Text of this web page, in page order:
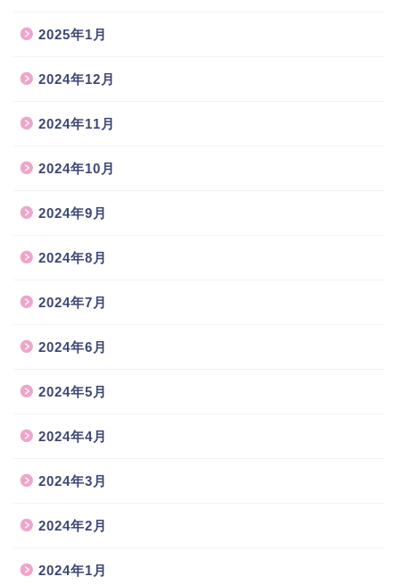
2025年1月
2024年12月
2024年11月
2024年10月
2024年9月
2024年8月
2024年7月
2024年6月
2024年5月
2024年4月
2024年3月
2024年2月
2024年1月